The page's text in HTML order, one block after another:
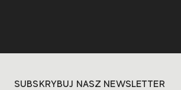
SUBSKRYBUJ NASZ NEWSLETTER